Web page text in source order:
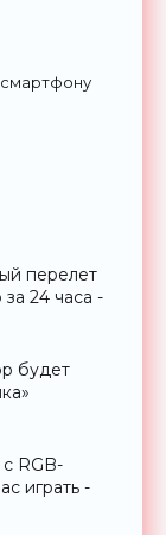
перелет
24 часа -
будет
RGB-
играть -